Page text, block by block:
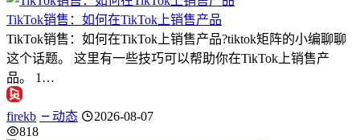
TikTok销售：如何在TikTok上销售产品
TikTok销售：如何在TikTok上销售产品?tiktok矩阵的小编聊聊
这个话题。 这里有一些技巧可以帮助你在TikTok上销售产
品。 1…
firekb 动态
2026-08-07
818